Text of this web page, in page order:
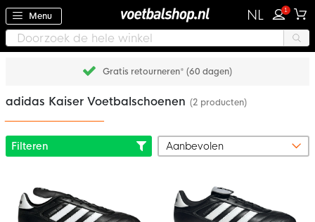
Menu NL 1
Gratis retourneren* (60 dagen)
adidas Kaiser Voetbalschoenen (2 producten)
Filteren